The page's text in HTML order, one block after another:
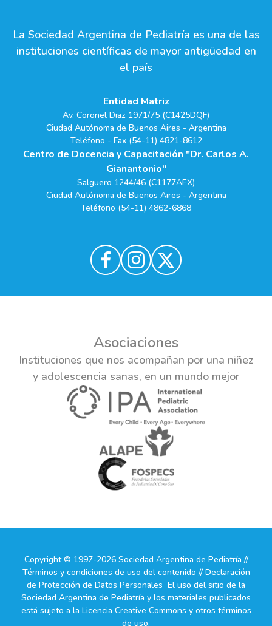
La Sociedad Argentina de Pediatría es una de las
instituciones científicas de mayor antigüedad en
el país
Entidad Matriz
Av. Coronel Diaz 1971/75 (C1425DQF)
Ciudad Autónoma de Buenos Aires - Argentina
Teléfono - Fax (54-11) 4821-8612
Centro de Docencia y Capacitación "Dr. Carlos A.
Gianantonio"
Salguero 1244/46 (C1177AEX)
Ciudad Autónoma de Buenos Aires - Argentina
Teléfono (54-11) 4862-6868
Asociaciones
Instituciones que nos acompañan por una niñez
y adolescencia sanas, en un mundo mejor
Copyright © 1997-2026 Sociedad Argentina de Pediatría //
Términos y condiciones de uso del contenido // Declaración
de Protección de Datos Personales El uso del sitio de la
Sociedad Argentina de Pediatría y los materiales publicados
está sujeto a la Licencia Creative Commons y otros términos
de uso.